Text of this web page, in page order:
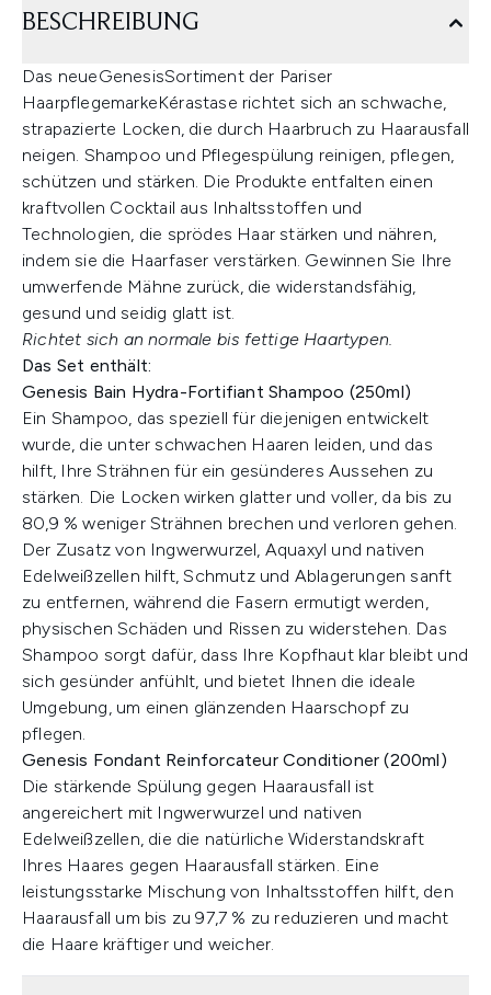
BESCHREIBUNG
Das neueGenesisSortiment der Pariser
HaarpflegemarkeKérastase richtet sich an schwache,
strapazierte Locken, die durch Haarbruch zu Haarausfall
neigen. Shampoo und Pflegespülung reinigen, pflegen,
schützen und stärken. Die Produkte entfalten einen
kraftvollen Cocktail aus Inhaltsstoffen und
Technologien, die sprödes Haar stärken und nähren,
indem sie die Haarfaser verstärken. Gewinnen Sie Ihre
umwerfende Mähne zurück, die widerstandsfähig,
gesund und seidig glatt ist.
Richtet sich an normale bis fettige Haartypen.
Das Set enthält:
Genesis Bain Hydra-Fortifiant Shampoo (250ml)
Ein Shampoo, das speziell für diejenigen entwickelt
wurde, die unter schwachen Haaren leiden, und das
hilft, Ihre Strähnen für ein gesünderes Aussehen zu
stärken. Die Locken wirken glatter und voller, da bis zu
80,9 % weniger Strähnen brechen und verloren gehen.
Der Zusatz von Ingwerwurzel, Aquaxyl und nativen
Edelweißzellen hilft, Schmutz und Ablagerungen sanft
zu entfernen, während die Fasern ermutigt werden,
physischen Schäden und Rissen zu widerstehen. Das
Shampoo sorgt dafür, dass Ihre Kopfhaut klar bleibt und
sich gesünder anfühlt, und bietet Ihnen die ideale
Umgebung, um einen glänzenden Haarschopf zu
pflegen.
Genesis Fondant Reinforcateur Conditioner (200ml)
Die stärkende Spülung gegen Haarausfall ist
angereichert mit Ingwerwurzel und nativen
Edelweißzellen, die die natürliche Widerstandskraft
Ihres Haares gegen Haarausfall stärken. Eine
leistungsstarke Mischung von Inhaltsstoffen hilft, den
Haarausfall um bis zu 97,7 % zu reduzieren und macht
die Haare kräftiger und weicher.